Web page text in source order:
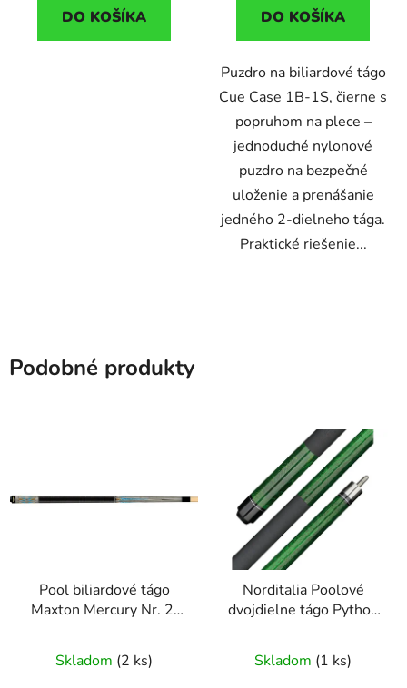
DO KOŠÍKA DO KOŠÍKA
Puzdro na biliardové tágo
Cue Case 1B-1S, čierne s
popruhom na plece –
jednoduché nylonové
puzdro na bezpečné
uloženie a prenášanie
jedného 2-dielneho tága.
Praktické riešenie...
Podobné produkty
Pool biliardové tágo
Maxton Mercury Nr. 2,
Skladom (2 ks)
Norditalia Poolové
dvojdielne tágo Python
Skladom (1 ks)